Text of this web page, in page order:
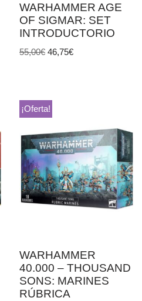
WARHAMMER AGE
OF SIGMAR: SET
INTRODUCTORIO
55,00€ 46,75€
¡Oferta!
WARHAMMER
40.000 – THOUSAND
SONS: MARINES
RÚBRICA